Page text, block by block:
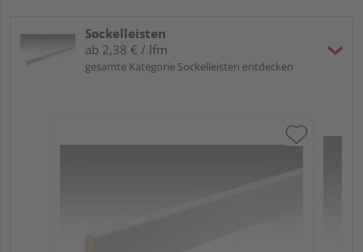
Sockelleisten
ab 2,38 € / lfm
gesamte Kategorie Sockelleisten entdecken